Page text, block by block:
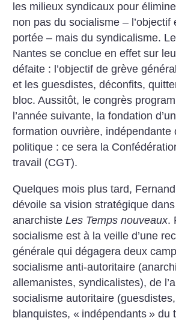
les milieux syndicaux pour
non pas du socialisme – l’objectif
portée – mais du syndicalisme.
Nantes se conclue en effet sur
défaite : l’objectif de grève
et les guesdistes, déconfits,
bloc. Aussitôt, le congrès
l’année suivante, la fondation
formation ouvrière, indépendante
politique : ce sera la
travail (CGT).
Quelques mois plus tard,
dévoile sa vision stratégique
anarchisteLes Temps nouveaux.
socialisme est à la veille d’une
générale qui dégagera deux
socialisme anti-autoritaire
allemanistes, syndicalistes), de
socialisme autoritaire
blanquistes, « indépendants » du